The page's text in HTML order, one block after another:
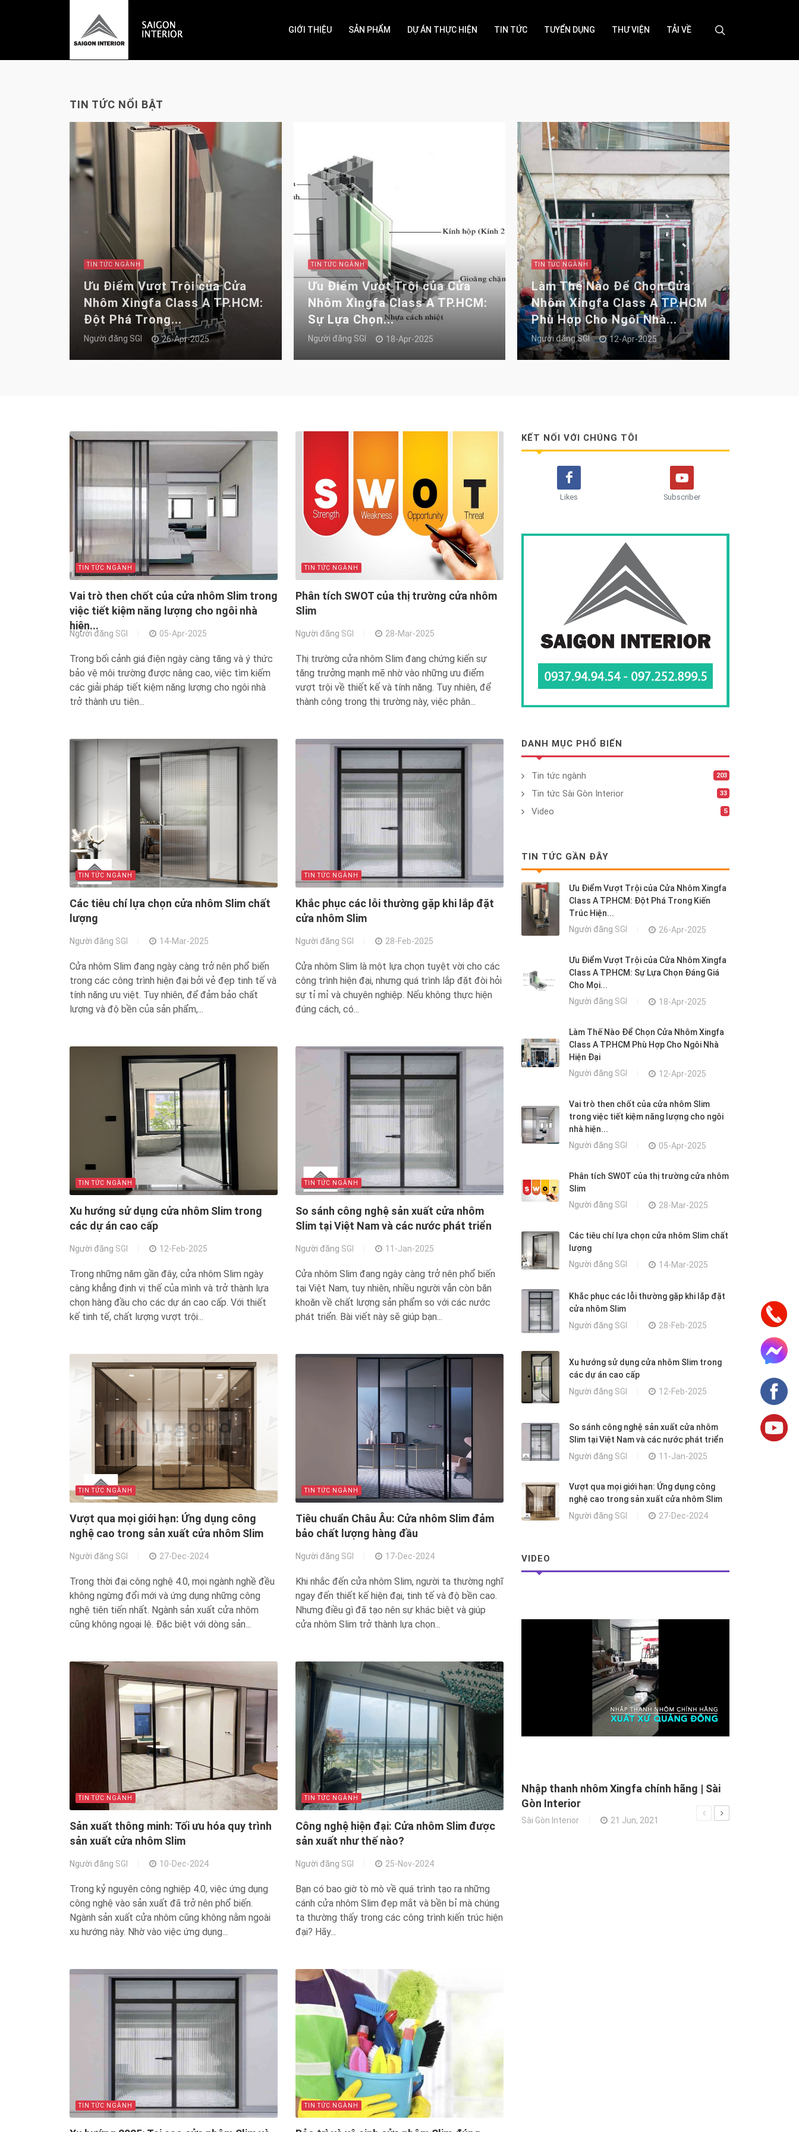
GIỚI THIỆU SẢN PHẨM DỰ ÁN THỰC HIỆN TIN TỨC TUYỂN DỤNG THƯ VIỆN TẢI VỀ
TIN TỨC NỔI BẬT
TIN TỨC NGÀNH
Ưu Điểm Vượt Trội của Cửa
Nhôm Xingfa Class A TP.HCM:
Đột Phá Trong...
Người đăng SGI 26-Apr-2025
TIN TỨC NGÀNH
Ưu Điểm Vượt Trội của Cửa
Nhôm Xingfa Class A TP.HCM:
Sự Lựa Chọn...
Người đăng SGI 18-Apr-2025
TIN TỨC NGÀNH
Làm Thế Nào Để Chọn Cửa
Nhôm Xingfa Class A TP.HCM
Phù Hợp Cho Ngôi Nhà...
Người đăngSGI 12-Apr-2025
TIN TỨC NGÀNH
Vai trò then chốt của cửa nhôm Slim trong
việc tiết kiệm năng lượng cho ngôi nhà
hiện...
Người đăng SGI 05-Apr-2025
Trong bối cảnh giá điện ngày càng tăng và ý thức
bảo vệ môi trường được nâng cao, việc tìm kiếm
các giải pháp tiết kiệm năng lượng cho ngôi nhà
trở thành ưu tiên...
TIN TỨC NGÀNH
Phân tích SWOT của thị trường cửa nhôm
Slim
Người đăng SGI 28-Mar-2025
Thị trường cửa nhôm Slim đang chứng kiến sự
tăng trưởng mạnh mẽ nhờ vào những ưu điểm
vượt trội về thiết kế và tính năng. Tuy nhiên, để
thành công trong thị trường này, việc phân...
TIN TỨC NGÀNH
Các tiêu chí lựa chọn cửa nhôm Slim chất
lượng
Người đăng SGI 14-Mar-2025
Cửa nhôm Slim đang ngày càng trở nên phổ biến
trong các công trình hiện đại bởi vẻ đẹp tinh tế và
tính năng ưu việt. Tuy nhiên, để đảm bảo chất
lượng và độ bền của sản phẩm,...
TIN TỨC NGÀNH
Khắc phục các lỗi thường gặp khi lắp đặt
cửa nhôm Slim
Người đăng SGI 28-Feb-2025
Cửa nhôm Slim là một lựa chọn tuyệt vời cho các
công trình hiện đại, nhưng quá trình lắp đặt đòi hỏi
sự tỉ mỉ và chuyên nghiệp. Nếu không thực hiện
đúng cách, có...
TIN TỨC NGÀNH
Xu hướng sử dụng cửa nhôm Slim trong
các dự án cao cấp
Người đăng SGI 12-Feb-2025
Trong những năm gần đây, cửa nhôm Slim ngày
càng khẳng định vị thế của mình và trở thành lựa
chọn hàng đầu cho các dự án cao cấp. Với thiết
kế tinh tế, chất lượng vượt trội...
TIN TỨC NGÀNH
So sánh công nghệ sản xuất cửa nhôm
Slim tại Việt Nam và các nước phát triển
Người đăng SGI 11-Jan-2025
Cửa nhôm Slim đang ngày càng trở nên phổ biến
tại Việt Nam, tuy nhiên, nhiều người vẫn còn băn
khoăn về chất lượng sản phẩm so với các nước
phát triển. Bài viết này sẽ giúp bạn...
TIN TỨC NGÀNH
Vượt qua mọi giới hạn: Ứng dụng công
nghệ cao trong sản xuất cửa nhôm Slim
Người đăng SGI 27-Dec-2024
Trong thời đại công nghệ 4.0, mọi ngành nghề đều
không ngừng đổi mới và ứng dụng những công
nghệ tiên tiến nhất. Ngành sản xuất cửa nhôm
cũng không ngoại lệ. Đặc biệt với dòng sản...
TIN TỨC NGÀNH
Tiêu chuẩn Châu Âu: Cửa nhôm Slim đảm
bảo chất lượng hàng đầu
Người đăng SGI 17-Dec-2024
Khi nhắc đến cửa nhôm Slim, người ta thường nghĩ
ngay đến thiết kế hiện đại, tinh tế và độ bền cao.
Nhưng điều gì đã tạo nên sự khác biệt và giúp
cửa nhôm Slim trở thành lựa chọn...
TIN TỨC NGÀNH
Sản xuất thông minh: Tối ưu hóa quy trình
sản xuất cửa nhôm Slim
Người đăng SGI 10-Dec-2024
Trong kỷ nguyên công nghiệp 4.0, việc ứng dụng
công nghệ vào sản xuất đã trở nên phổ biến.
Ngành sản xuất cửa nhôm cũng không nằm ngoài
xu hướng này. Nhờ vào việc ứng dụng...
TIN TỨC NGÀNH
Công nghệ hiện đại: Cửa nhôm Slim được
sản xuất như thế nào?
Người đăng SGI 25-Nov-2024
Bạn có bao giờ tò mò về quá trình tạo ra những
cánh cửa nhôm Slim đẹp mắt và bền bỉ mà chúng
ta thường thấy trong các công trình kiến trúc hiện
đại? Hãy...
TIN TỨC NGÀNH TIN TỨC NGÀNH
KẾT NỐI VỚI CHÚNG TÔI
Likes Subscriber
DANH MỤC PHỔ BIẾN
Tin tức ngành 203
Tin tức Sài Gòn Interior 33
Video 5
TIN TỨC GẦN ĐÂY
Ưu Điểm Vượt Trội của Cửa Nhôm Xingfa
Class A TP.HCM: Đột Phá Trong Kiến
Trúc Hiện...
Người đăng SGI 26-Apr-2025
Ưu Điểm Vượt Trội của Cửa Nhôm Xingfa
Class A TP.HCM: Sự Lựa Chọn Đáng Giá
Cho Mọi...
Người đăng SGI 18-Apr-2025
Làm Thế Nào Để Chọn Cửa Nhôm Xingfa
Class A TP.HCM Phù Hợp Cho Ngôi Nhà
Hiện Đại
Người đăng SGI 12-Apr-2025
Vai trò then chốt của cửa nhôm Slim
trong việc tiết kiệm năng lượng cho ngôi
nhà hiện...
Người đăng SGI 05-Apr-2025
Phân tích SWOT của thị trường cửa nhôm
Slim
Người đăng SGI 28-Mar-2025
Các tiêu chí lựa chọn cửa nhôm Slim chất
lượng
Người đăng SGI 14-Mar-2025
Khắc phục các lỗi thường gặp khi lắp đặt
cửa nhôm Slim
Người đăng SGI 28-Feb-2025
Xu hướng sử dụng cửa nhôm Slim trong
các dự án cao cấp
Người đăng SGI 12-Feb-2025
So sánh công nghệ sản xuất cửa nhôm
Slim tại Việt Nam và các nước phát triển
Người đăng SGI 11-Jan-2025
Vượt qua mọi giới hạn: Ứng dụng công
nghệ cao trong sản xuất cửa nhôm Slim
Người đăng SGI 27-Dec-2024
VIDEO
Nhập thanh nhôm Xingfa chính hãng | Sài
Gòn Interior
Sài Gòn Interior 21 Jun, 2021